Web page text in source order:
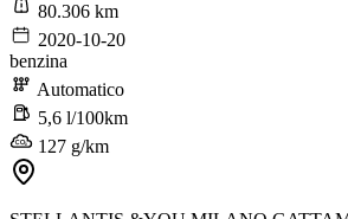
80.306 km
2020-10-20
benzina
Automatico
5,6 l/100km
127 g/km